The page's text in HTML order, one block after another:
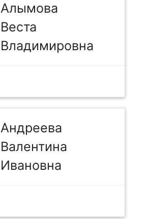
Алымова
Веста
Владимировна
Андреева
Валентина
Ивановна